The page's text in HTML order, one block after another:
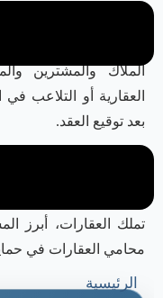
الرئيسية
الملاك والمشترين
العقارية أو التلاعب
بعد توقيع العقد.
تملك العقارات، أبرز
محامي العقارات في